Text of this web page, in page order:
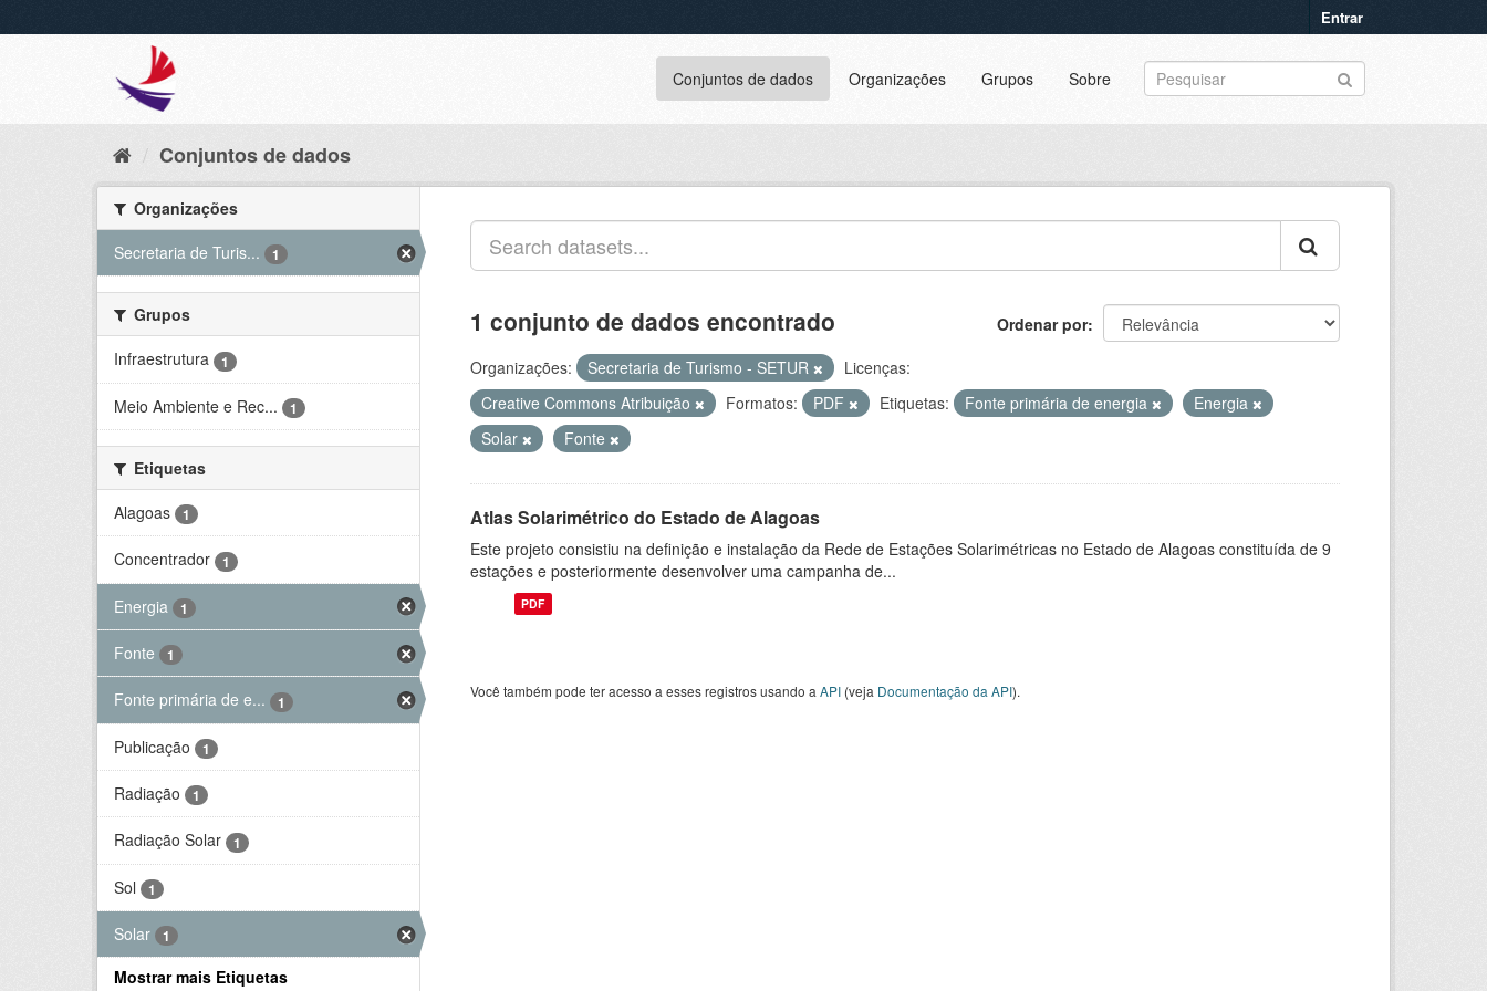
Entrar
Conjuntos de dados Organizações Grupos Sobre
Conjuntos de dados
Organizações
Secretaria de Turis...
1
Grupos
Infraestrutura
1
Meio Ambiente e Rec... 1
Etiquetas
Alagoas
1
Concentrador 1
Energia 1
Fonte 1
Fonte primária de e... 1
Publicação 1
Radiação 1
Radiação Solar 1
Sol 1
Solar 1
Mostrar mais Etiquetas
Ordenar por
1 conjunto de dados encontrado
Organizações: Secretaria de Turismo - SETUR
Licenças:
Creative Commons Atribuição
Formatos: PDF Etiquetas: Fonte primária de energia
Energia
Solar
Fonte
Atlas Solarimétrico do Estado de Alagoas
Este projeto consistiu na definição e instalação da Rede de Estações Solarimétricas no Estado de Alagoas constituída de 9
estações e posteriormente desenvolver uma campanha de...
PDF
Você também pode ter acesso a esses registros usando a API (veja Documentação da API).